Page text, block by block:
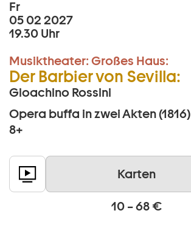
Fr
05 02 2027
19.30 Uhr
Musiktheater: Großes Haus:
Der Barbier von Sevilla:
Gioachino Rossini
Opera buffa in zwei Akten (1816)
8+
Karten
10 – 68 €